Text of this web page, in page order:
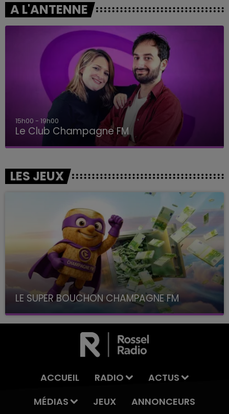
A L'ANTENNE
19h00 - 19h15
LA POP MACHINE - CHAMPAGNE FM
LES JEUX
LE SUPER BOUCHON CHAMPAGNE FM
avec La Famille Champagne FM, à 8H10
ACCUEIL RADIO
ACTUS
MÉDIAS
JEUX ANNONCEURS